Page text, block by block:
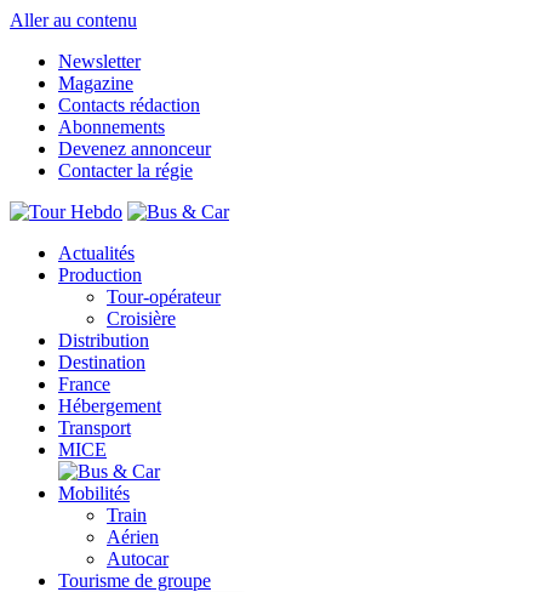
Aller au contenu
Newsletter
Magazine
Contacts rédaction
Abonnements
Devenez annonceur
Contacter la régie
Actualités
Production
Tour-opérateur
Croisière
Distribution
Destination
France
Hébergement
Transport
MICE
Mobilités
Train
Aérien
Autocar
Tourisme de groupe